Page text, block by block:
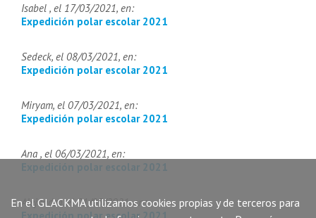
Isabel , el 17/03/2021, en:
Expedición polar escolar 2021
Sedeck, el 08/03/2021, en:
Expedición polar escolar 2021
Miryam, el 07/03/2021, en:
Expedición polar escolar 2021
Ana , el 06/03/2021, en:
Expedición polar escolar 2021
Alejandra, el 01/03/2021, en:
En el GLACKMA utilizamos cookies propias y de terceros para